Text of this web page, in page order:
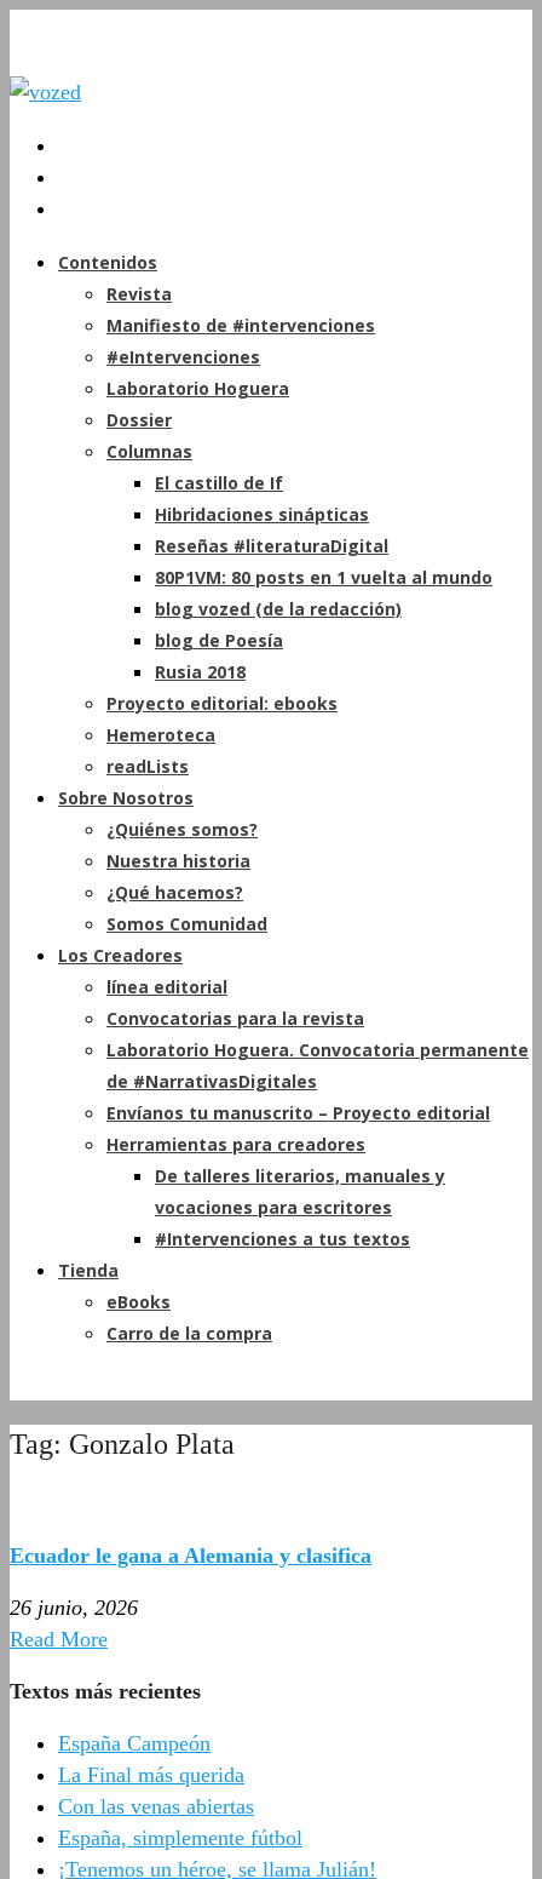
Contenidos
Revista
Manifiesto de #intervenciones
#eIntervenciones
Laboratorio Hoguera
Dossier
Columnas
El castillo de If
Hibridaciones sinápticas
Reseñas #literaturaDigital
80P1VM: 80 posts en 1 vuelta al mundo
blog vozed (de la redacción)
blog de Poesía
Rusia 2018
Proyecto editorial: ebooks
Hemeroteca
readLists
Sobre Nosotros
¿Quiénes somos?
Nuestra historia
¿Qué hacemos?
Somos Comunidad
Los Creadores
línea editorial
Convocatorias para la revista
Laboratorio Hoguera. Convocatoria permanente
de #NarrativasDigitales
Envíanos tu manuscrito – Proyecto editorial
Herramientas para creadores
De talleres literarios, manuales y
vocaciones para escritores
#Intervenciones a tus textos
Tienda
eBooks
Carro de la compra
Tag: Gonzalo Plata
Ecuador le gana a Alemania y clasifica
26 junio, 2026
Read More
Textos más recientes
España Campeón
La Final más querida
Con las venas abiertas
España, simplemente fútbol
¡Tenemos un héroe, se llama Julián!